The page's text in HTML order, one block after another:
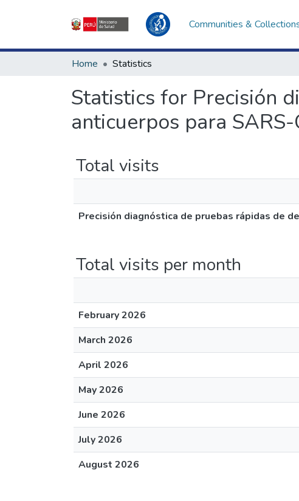
Communities &
Home Statistics
Statistics for Precisión
anticuerpos para
Total visits
Precisión diagnóstica de pruebas rápidas de
Total visits per month
February 2026
March 2026
April 2026
May 2026
June 2026
July 2026
August 2026